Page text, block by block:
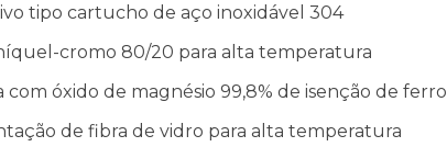
tipo cartucho de aço inoxidável 304
cromo 80/20 para alta temperatura
com óxido de magnésio 99,8% de isenção de ferro
de fibra de vidro para alta temperatura